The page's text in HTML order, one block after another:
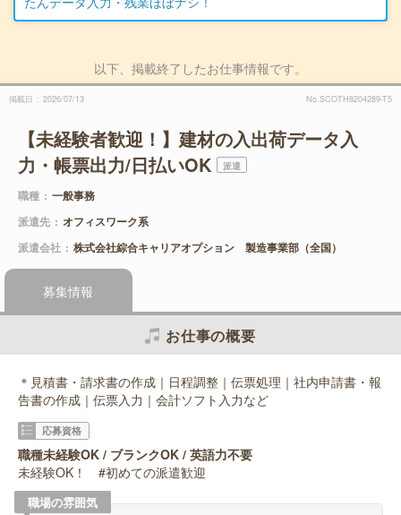
以下、掲載終了したお仕事情報です。
掲載日 2026/07/13 No.SCOTH8204289-T5
【未経験者歓迎！】建材の入出荷データ入
力・帳票出力/日払いOK
派遣
職種
一般事務
派遣先
オフィスワーク系
派遣会社
株式会社綜合キャリアオプション 製造事業部（全国）
募集情報
お仕事の概要
＊見積書・請求書の作成｜日程調整｜伝票処理｜社内申請書・報
告書の作成｜伝票入力｜会計ソフト入力など
応募資格
職種未経験OK / ブランクOK / 英語力不要
未経験OK！ #初めての派遣歓迎
職場の雰囲気